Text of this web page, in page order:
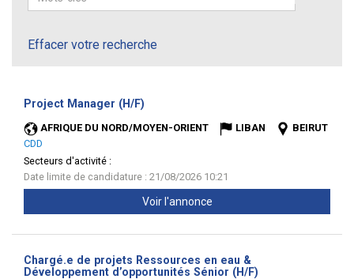
Effacer votre recherche
Project Manager (H/F)
AFRIQUE DU NORD/MOYEN-ORIENT LIBAN
BEIRUT
CDD
Secteurs d'activité :
Date limite de candidature : 21/08/2026 10:21
Voir l'annonce
Chargé.e de projets Ressources en eau &
Développement d’opportunités Sénior (H/F)